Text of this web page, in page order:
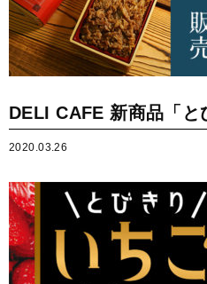
DELI CAFE 新商品「
2020.03.26